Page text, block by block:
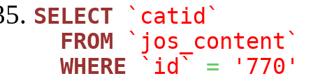
SELECT
`catid`
FROM
`jos_content`
WHERE
`id` =
'770'